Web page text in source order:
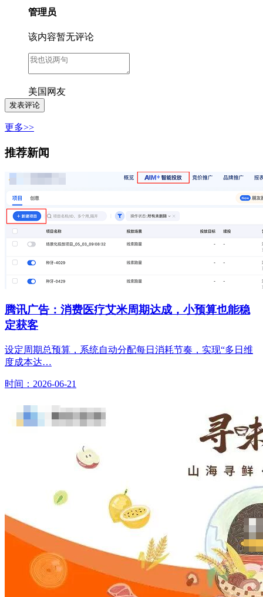
管理员
该内容暂无评论
美国网友
更多>>
推荐新闻
腾讯广告：消费医疗艾米周期达成，小预算也能稳
定获客
设定周期总预算，系统自动分配每日消耗节奏，实现“多日维
度成本达…
时间：2026-06-21